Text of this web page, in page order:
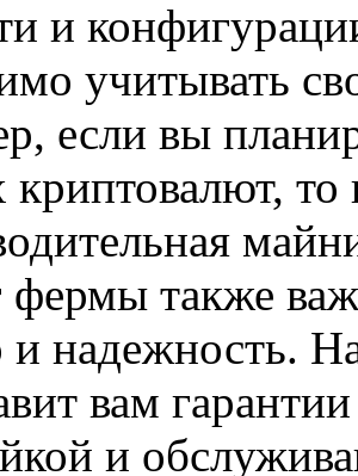
и
учитывать
если вы
также
и надежность.
вам
и